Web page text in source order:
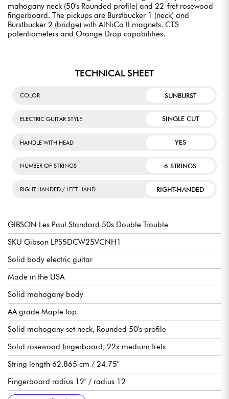
mahogany neck (50's Rounded profile) and 22-fret rosewood
fingerboard. The pickups are Burstbucker 1 (neck) and
Burstbucker 2 (bridge) with AlNiCo II magnets. CTS
potentiometers and Orange Drop capabilities.
TECHNICAL SHEET
COLOR SUNBURST
ELECTRIC GUITAR STYLE SINGLE CUT
HANDLE WITH HEAD YES
NUMBER OF STRINGS 6 STRINGS
RIGHT-HANDED / LEFT-HAND RIGHT-HANDED
GIBSON Les Paul Standard 50s Double Trouble
SKU Gibson LPS5DCW25VCNH1
Solid body electric guitar
Made in the USA
Solid mahogany body
AA grade Maple top
Solid mahogany set neck, Rounded 50's profile
Solid rosewood fingerboard, 22x medium frets
String length 62.865 cm / 24.75"
Fingerboard radius 12" / radius 12
Width neck 1st fret 4.3053cm / 1.695"
Neck width end of fingerboard 5.7404cm / 2.260"
Gibson Burstbucker double-coil pickups 1 (neck), 2 (bridge),
Volume per pickup
Tone per pickup
3-position pickup selector switch
Orange Drop capabilities
Tune-o-matic ABR-1 bridge & Stop Bar aluminum tailpiece
Vintage Deluxe Keystone die-cast tuning machines, 14:01 ratio
Gloss nitrocellulose finish
Sold with Gibson hardshell case
Recommended String gauges 10.46